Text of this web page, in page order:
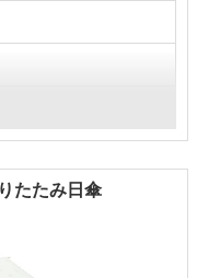
たたみ日傘